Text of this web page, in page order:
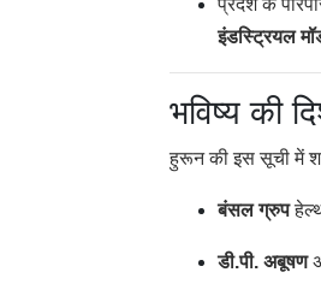
प्रदेश के
इंडस्ट्रियल
भविष्य की
हुरून की इस सूची में
बंसल ग्रुप
डी.पी. अबूषण